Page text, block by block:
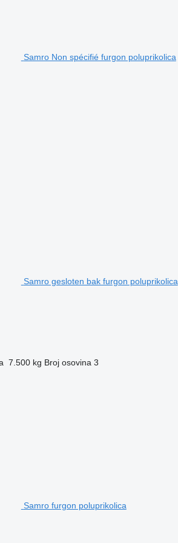
Samro Non spécifié furgon poluprikolica
Samro gesloten bak furgon poluprikolica
7.500 kg Broj osovina 3
Samro furgon poluprikolica